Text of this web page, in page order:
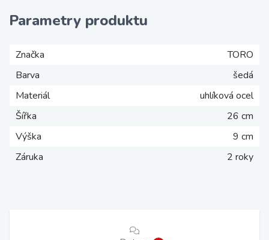
Parametry produktu
Značka
TORO
Barva
šedá
Materiál
uhlíková ocel
Šířka
26 cm
Výška
9 cm
Záruka
2 roky